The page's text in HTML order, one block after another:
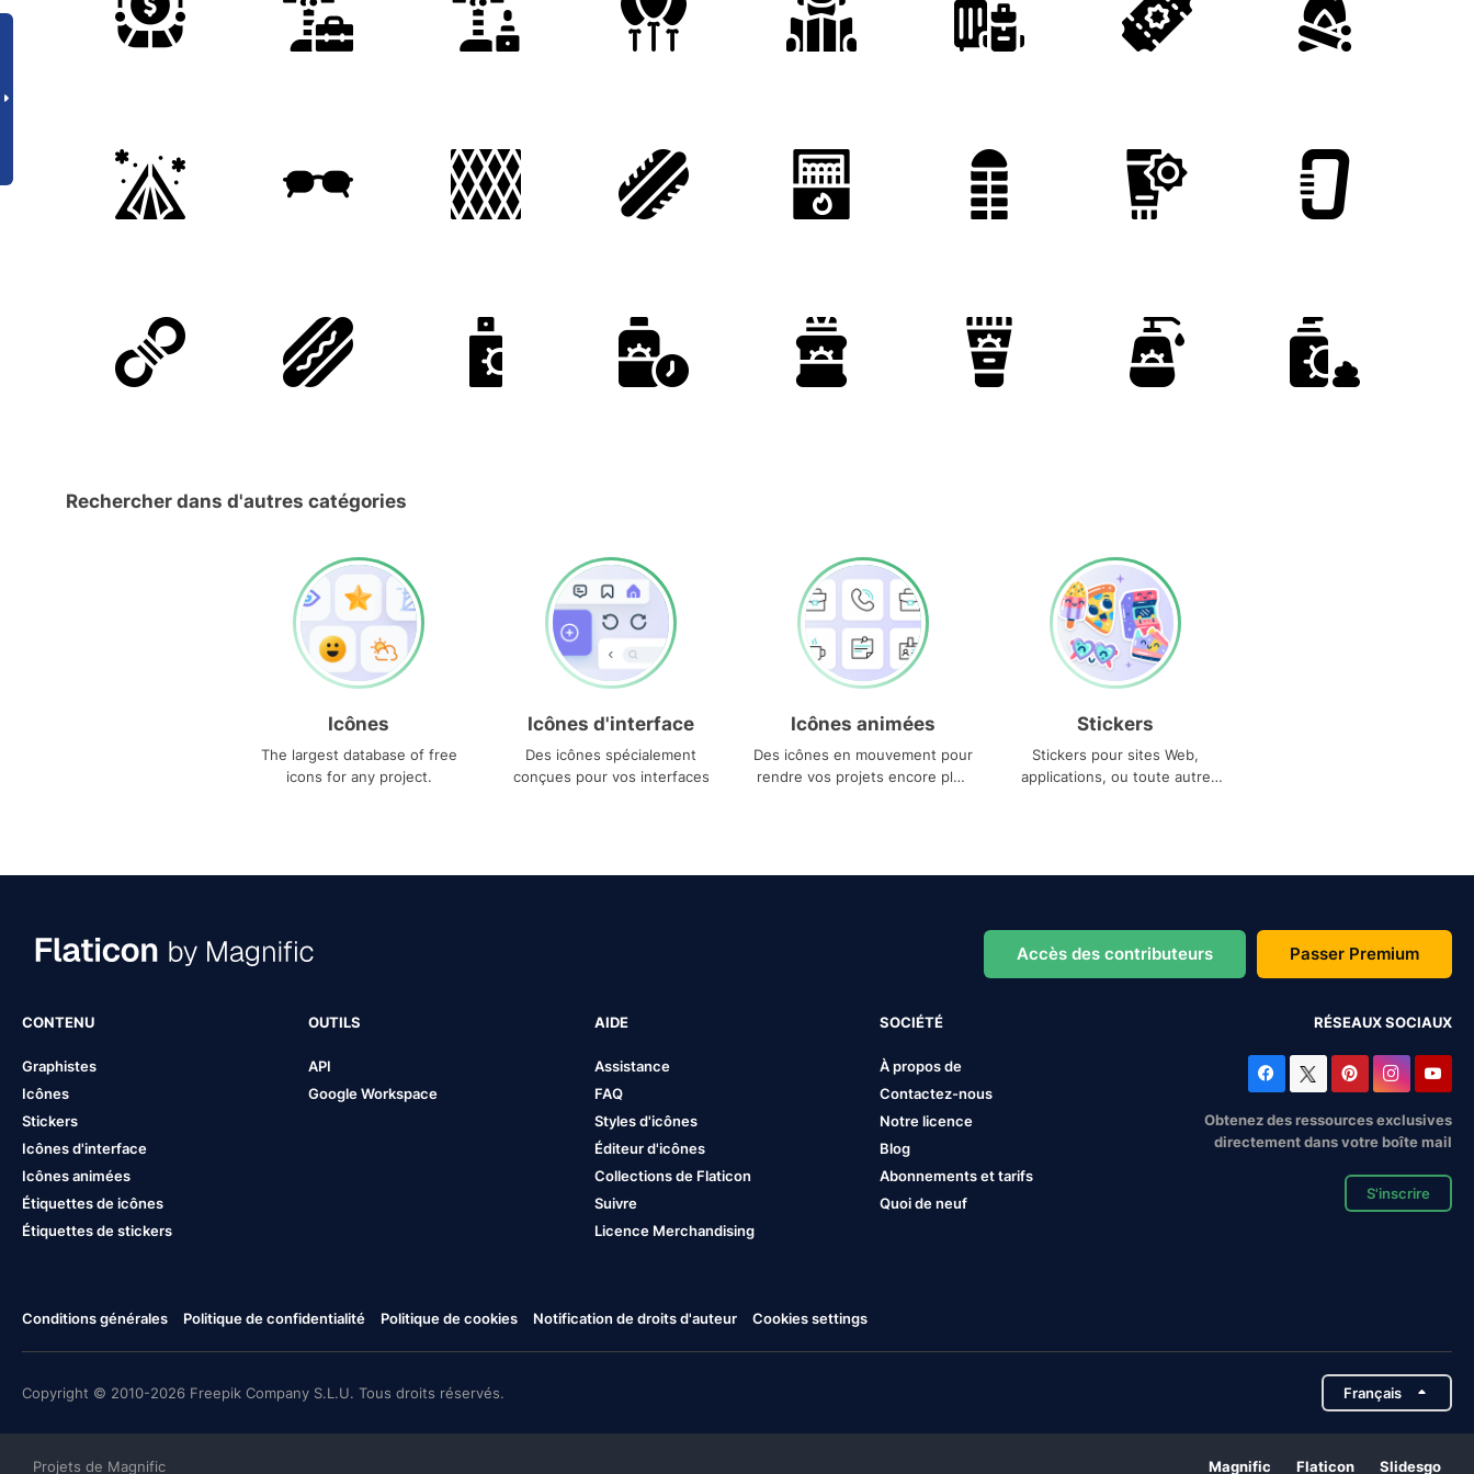
Rechercher dans d'autres catégories
Icônes
The largest database of free
icons for any project.
Icônes d'interface
Des icônes spécialement
conçues pour vos interfaces
Icônes animées
Des icônes en mouvement pour
rendre vos projets encore plus
Stickers
Stickers pour sites Web,
applications, ou toute autre
Accès des contributeurs Passer Premium
CONTENU
Graphistes
Icônes
Stickers
Icônes d'interface
Icônes animées
Étiquettes de icônes
Étiquettes de stickers
OUTILS
API
Google Workspace
AIDE
Assistance
FAQ
Styles d'icônes
Éditeur d'icônes
Collections de Flaticon
Suivre
Licence Merchandising
SOCIÉTÉ
À propos de
Contactez-nous
Notre licence
Blog
Abonnements et tarifs
Quoi de neuf
RÉSEAUX SOCIAUX
Obtenez des ressources exclusives
directement dans votre boîte mail
S'inscrire
Conditions générales Politique de confidentialité Politique de cookies Notification de droits d'auteur Cookies settings
Copyright © 2010-2026 Freepik Company S.L.U. Tous droits réservés. Français
Projets de Magnific Magnific Flaticon Slidesgo